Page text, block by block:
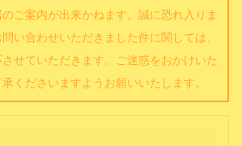
ご案内が出来かねます。誠に恐れ入りま
い合わせいただきました件に関しては、
せていただきます。ご迷惑をおかけいた
くださいますようお願いいたします。